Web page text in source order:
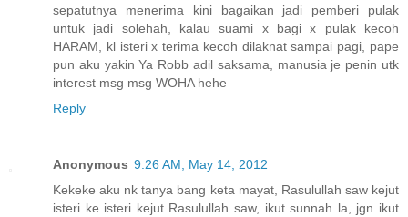
sepatutnya menerima kini bagaikan jadi pemberi pulak
untuk jadi solehah, kalau suami x bagi x pulak kecoh
HARAM, kl isteri x terima kecoh dilaknat sampai pagi, pape
pun aku yakin Ya Robb adil saksama, manusia je penin utk
interest msg msg WOHA hehe
Reply
Anonymous 9:26 AM, May 14, 2012
Kekeke aku nk tanya bang keta mayat, Rasulullah saw kejut
isteri ke isteri kejut Rasulullah saw, ikut sunnah la, jgn ikut